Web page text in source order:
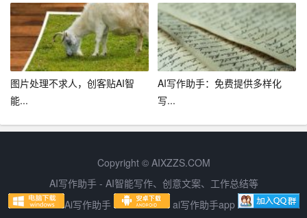
总之，AI作文生成器作为一种新兴的写作工具，既有其优
势，也有其局限。我们应该理性地看待它的作用，既要充
分利用它的优点，提高我们的写作效率，也要保持对人类
写作的尊重，关注人工智能与人类写作的结合，共同推动
写作领域的发展。
图片处理不求人，创客贴AI智
能...
AI写作助手：免费提供多样化
写...
Copyright © AIXZZS.COM
AI写作助手 - AI智能写作、创意文案、工作总结等
Ai写作助手
ai写作助手app